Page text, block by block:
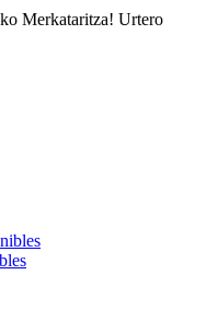
Merkataritza! Urtero